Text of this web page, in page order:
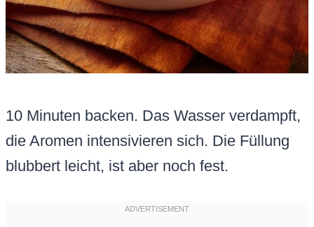
10 Minuten backen. Das Wasser verdampft,
die Aromen intensivieren sich. Die Füllung
blubbert leicht, ist aber noch fest.